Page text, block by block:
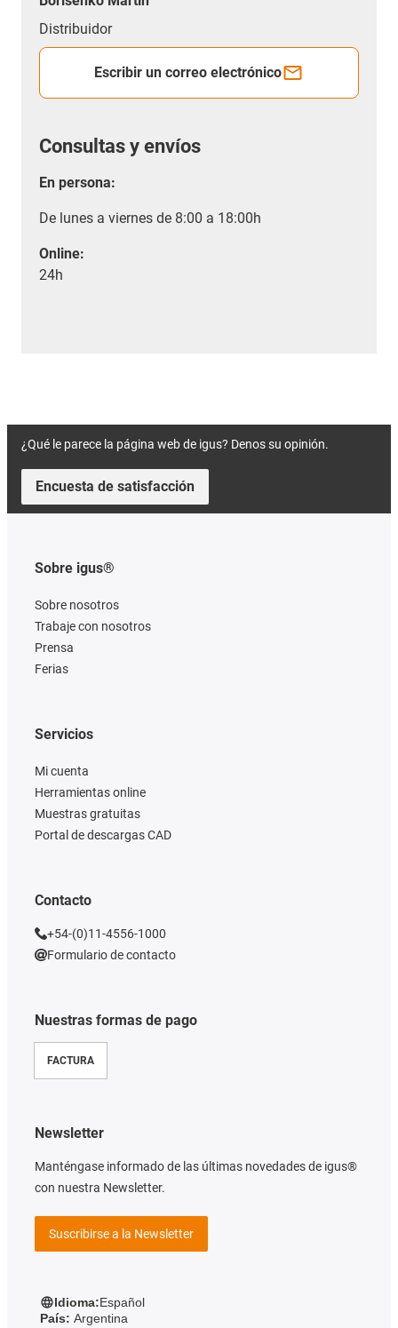
Distribuidor
Escribir un correo electrónico
Consultas y envíos
En persona:
De lunes a viernes de 8:00 a 18:00h
Online:
24h
¿Qué le parece la página web de igus? Denos su opinión.
Encuesta de satisfacción
Sobre igus®
Sobre nosotros
Trabaje con nosotros
Prensa
Ferias
Nuestras formas de pago
FACTURA
Servicios
Mi cuenta
Herramientas online
Muestras gratuitas
Portal de descargas CAD
Contacto
+54-(0)11-4556-1000
Formulario de contacto
Newsletter
Manténgase informado de las últimas novedades de igus®
con nuestra Newsletter.
Suscribirse a la Newsletter
Idioma:Español
País: Argentina